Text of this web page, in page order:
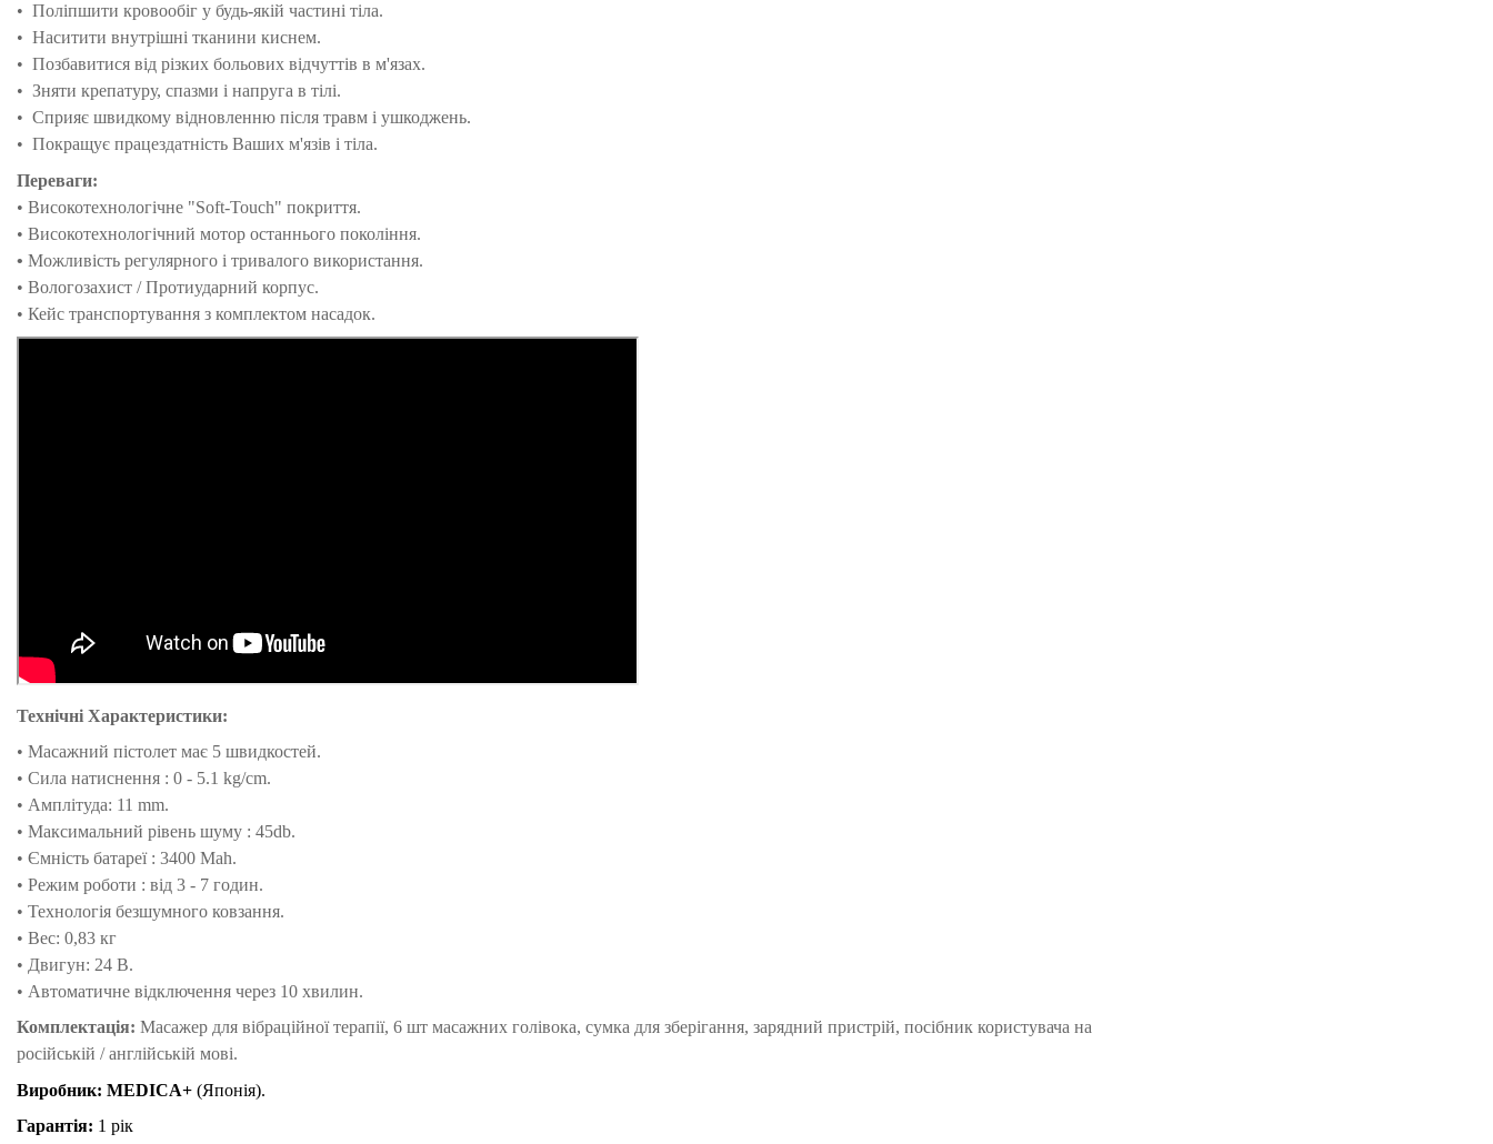
• Поліпшити кровообіг у будь-якій частині тіла.
• Наситити внутрішні тканини киснем.
• Позбавитися від різких больових відчуттів в м'язах.
• Зняти крепатуру, спазми і напруга в тілі.
• Сприяє швидкому відновленню після травм і ушкоджень.
• Покращує працездатність Ваших м'язів і тіла.
Переваги:
• Високотехнологічне "Soft-Touch" покриття.
• Високотехнологічний мотор останнього покоління.
• Можливість регулярного і тривалого використання.
• Вологозахист / Протиударний корпус.
• Кейс транспортування з комплектом насадок.
Технічні Характеристики:
• Масажний пістолет має 5 швидкостей.
• Сила натиснення : 0 - 5.1 kg/cm.
• Амплітуда: 11 mm.
• Максимальний рівень шуму : 45db.
• Ємність батареї : 3400 Mah.
• Режим роботи : від 3 - 7 годин.
• Технологія безшумного ковзання.
• Вес: 0,83 кг
• Двигун: 24 В.
• Автоматичне відключення через 10 хвилин.
Комплектація: Масажер для вібраційної терапії, 6 шт масажних голівока, сумка для зберігання, зарядний пристрій, посібник користувача на
російській / англійській мові.
Виробник: MEDICA+ (Японія).
Гарантія: 1 рік